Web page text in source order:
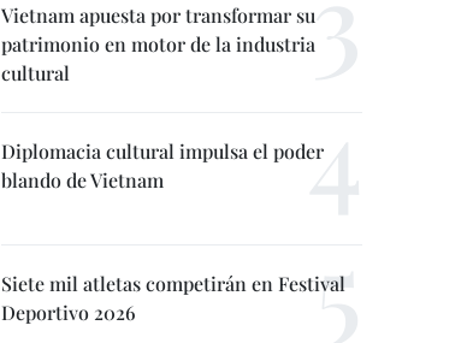
Vietnam apuesta por transformar su
patrimonio en motor de la industria
cultural
Diplomacia cultural impulsa el poder
blando de Vietnam
Siete mil atletas competirán en Festival
Deportivo 2026